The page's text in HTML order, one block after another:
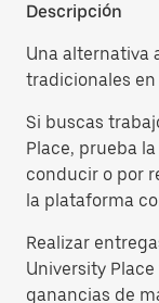
Descripción
Una alternativa
tradicionales en
Si buscas
Place, prueba
conducir o por
la plataforma
Realizar
University
ganancias de